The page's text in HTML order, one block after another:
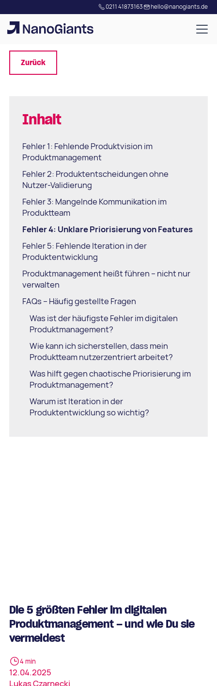
0211 41873163 hello@nanogiants.de
Zurück
Inhalt
Fehler 1: Fehlende Produktvision im
Produktmanagement
Fehler 2: Produktentscheidungen ohne
Nutzer-Validierung
Fehler 3: Mangelnde Kommunikation im
Produktteam
Fehler 4: Unklare Priorisierung von Features
Fehler 5: Fehlende Iteration in der
Produktentwicklung
Produktmanagement heißt führen – nicht nur
verwalten
FAQs – Häufig gestellte Fragen
Was ist der häufigste Fehler im digitalen
Produktmanagement?
Wie kann ich sicherstellen, dass mein
Produktteam nutzerzentriert arbeitet?
Was hilft gegen chaotische Priorisierung im
Produktmanagement?
Warum ist Iteration in der
Produktentwicklung so wichtig?
Die 5 größten Fehler im digitalen
Produktmanagement – und wie Du sie
vermeidest
4 min
12.04.2025
Lukas Czarnecki